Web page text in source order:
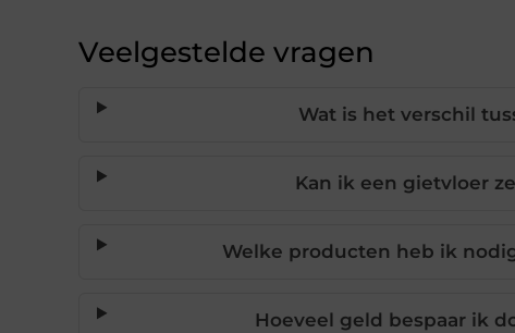
Veelgestelde vragen
Wat is het verschil
Kan ik een gietvloer
Welke producten heb ik
Hoeveel geld bespaar ik